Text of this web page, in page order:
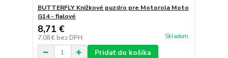
BUTTERFLY Knižkové puzdro pre Motorola Moto
G14 - fialové
8,71 €
7,08 € bez DPH Skladom
Pridať do košíka